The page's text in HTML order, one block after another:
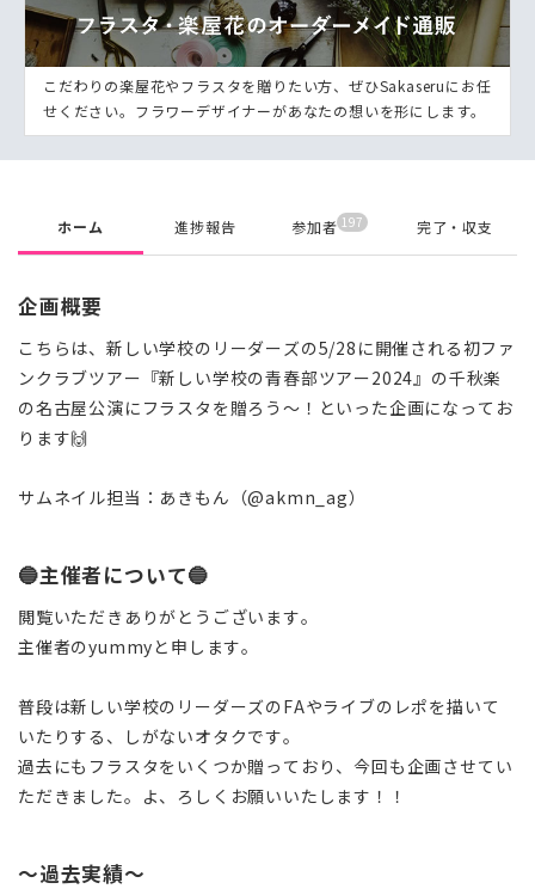
こだわりの楽屋花やフラスタを贈りたい方、ぜひSakaseruにお任
せください。フラワーデザイナーがあなたの想いを形にします。
ホーム 進捗報告 参加者 197 完了・収支
企画概要
こちらは、新しい学校のリーダーズの5/28に開催される初ファ
ンクラブツアー『新しい学校の青春部ツアー2024』の千秋楽
の名古屋公演にフラスタを贈ろう〜！といった企画になってお
ります🙌
サムネイル担当：あきもん（@akmn_ag）
🔵主催者について🔵
閲覧いただきありがとうございます。
主催者のyummyと申します。
普段は新しい学校のリーダーズのFAやライブのレポを描いて
いたりする、しがないオタクです。
過去にもフラスタをいくつか贈っており、今回も企画させてい
ただきました。よ、ろしくお願いいたします！！
〜過去実績〜